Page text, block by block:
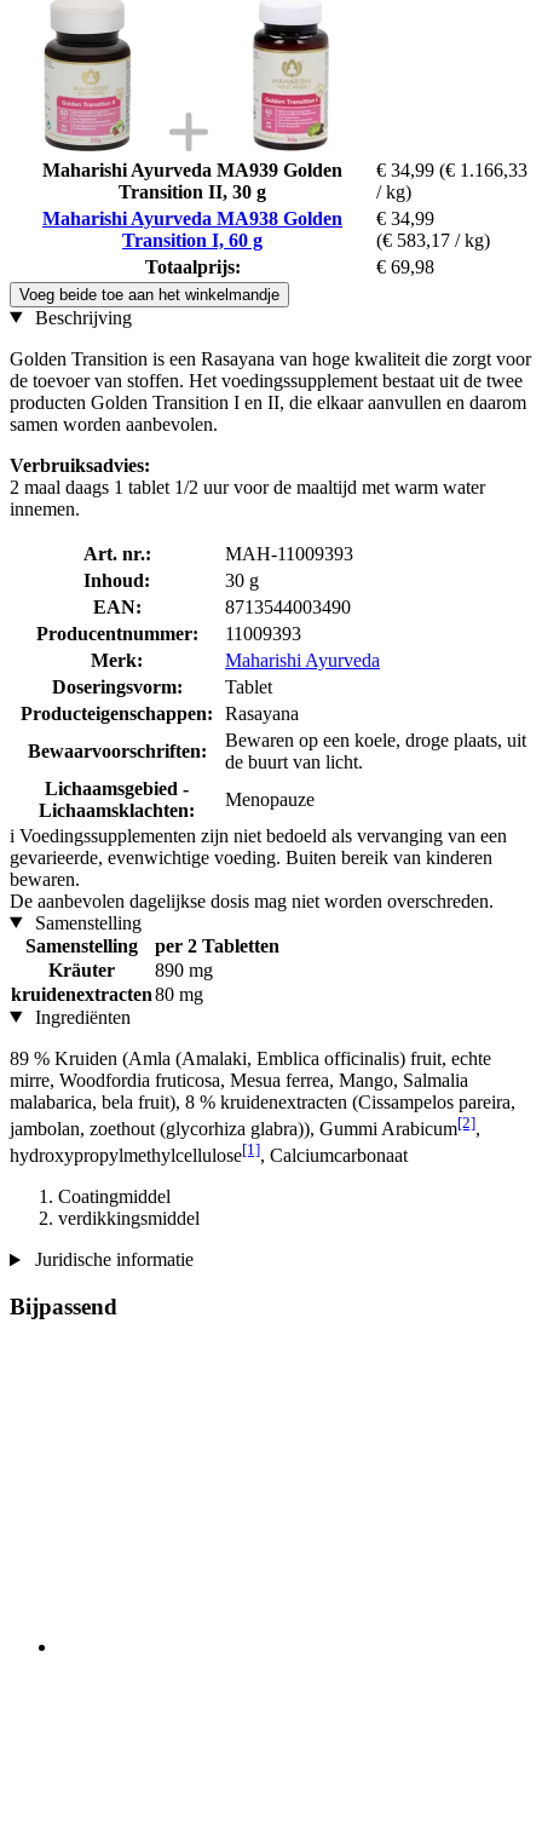
Maharishi Ayurveda MA939 Golden
Transition II, 30 g
€ 34,99 (€ 1.166,33
/ kg)
Maharishi Ayurveda MA938 Golden
Transition I, 60 g
€ 34,99
(€ 583,17 / kg)
Totaalprijs:
€ 69,98
Voeg beide toe aan het winkelmandje
Beschrijving
Golden Transition is een Rasayana van hoge kwaliteit die zorgt voor
de toevoer van stoffen. Het voedingssupplement bestaat uit de twee
producten Golden Transition I en II, die elkaar aanvullen en daarom
samen worden aanbevolen.
Verbruiksadvies:
2 maal daags 1 tablet 1/2 uur voor de maaltijd met warm water
innemen.
Art. nr.:
MAH-11009393
Inhoud:
30 g
EAN:
8713544003490
Producentnummer:
11009393
Merk:
Maharishi Ayurveda
Doseringsvorm:
Tablet
Producteigenschappen:
Rasayana
Bewaarvoorschriften:
Bewaren op een koele, droge plaats, uit
de buurt van licht.
Lichaamsgebied -
Lichaamsklachten:
Menopauze
i Voedingssupplementen zijn niet bedoeld als vervanging van een
gevarieerde, evenwichtige voeding. Buiten bereik van kinderen
bewaren.
De aanbevolen dagelijkse dosis mag niet worden overschreden.
Samenstelling
Samenstelling
per 2 Tabletten
Kräuter
890 mg
kruidenextracten80 mg
Ingrediënten
89 % Kruiden (Amla (Amalaki, Emblica officinalis) fruit, echte
mirre, Woodfordia fruticosa, Mesua ferrea, Mango, Salmalia
malabarica, bela fruit), 8 % kruidenextracten (Cissampelos pareira,
jambolan, zoethout (glycorhiza glabra)), Gummi Arabicum[2],
hydroxypropylmethylcellulose[1], Calciumcarbonaat
Coatingmiddel
verdikkingsmiddel
Juridische informatie
Bijpassend